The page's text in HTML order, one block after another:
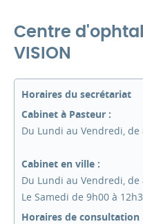
Centre
VISION
Horaires du secrétariat
Cabinet à Pasteur :
Du Lundi au Vendredi,
Cabinet en ville :
Du Lundi au Vendredi,
Le Samedi de 9h00 à
Horaires de consultation